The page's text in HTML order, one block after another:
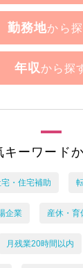
勤務地から
年収 から探
キーワード
・住宅補助
企業 産休・育
月残業20時間以内